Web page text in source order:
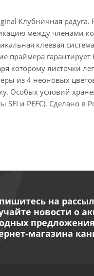
Клубничная
между членами
клеевая
праймера
которому листочки
из 4 неоновых
Особых условий
SFI и PEFC). Сделано
на
новости о
магазина